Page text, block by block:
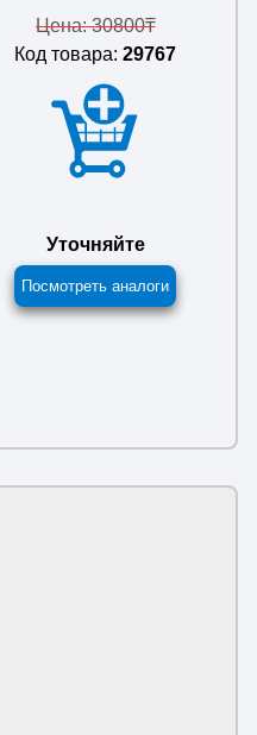
Цена: 30800₸
Код товара: 29767
Уточняйте
Посмотреть аналоги